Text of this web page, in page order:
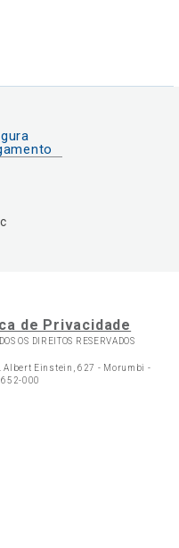
de Privacidade
OS DIREITOS RESERVADOS
Albert Einstein, 627 - Morumbi -
000